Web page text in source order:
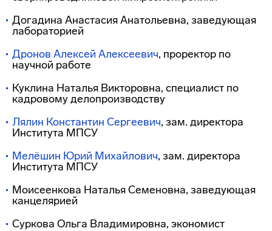
Догадина Анастасия Анатольевна, заведующая
лабораторией
Дронов Алексей Алексеевич, проректор по
научной работе
Куклина Наталья Викторовна, специалист по
кадровому делопроизводству
Лялин Константин Сергеевич, зам. директора
Института МПСУ
Мелёшин Юрий Михайлович, зам. директора
Института МПСУ
Моисеенкова Наталья Семеновна, заведующая
канцелярией
Суркова Ольга Владимировна, экономист